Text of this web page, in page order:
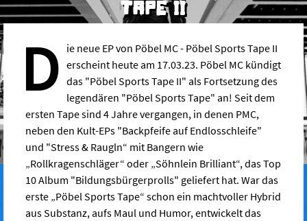
TAPE II
D ie neue EP von Pöbel MC - Pöbel Sports Tape II
erscheint heute am 17.03.23. Pöbel MC kündigt
das "Pöbel Sports Tape II" als Fortsetzung des
legendären "Pöbel Sports Tape" an! Seit dem
ersten Tape sind 4 Jahre vergangen, in denen PMC,
neben den Kult-EPs "Backpfeife auf Endlosschleife"
und "Stress & Raugln“ mit Bangern wie
„Rollkragenschläger“ oder „Söhnlein Brilliant“, das Top
10 Album "Bildungsbürgerprolls" geliefert hat. War das
erste „Pöbel Sports Tape“ schon ein machtvoller Hybrid
aus Substanz, aufs Maul und Humor, entwickelt das